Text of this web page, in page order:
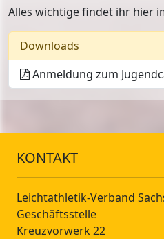
Alles wichtige findet ihr hier
Downloads
Anmeldung zum
KONTAKT
Leichtathletik-Verband
Geschäftsstelle
Kreuzvorwerk 22